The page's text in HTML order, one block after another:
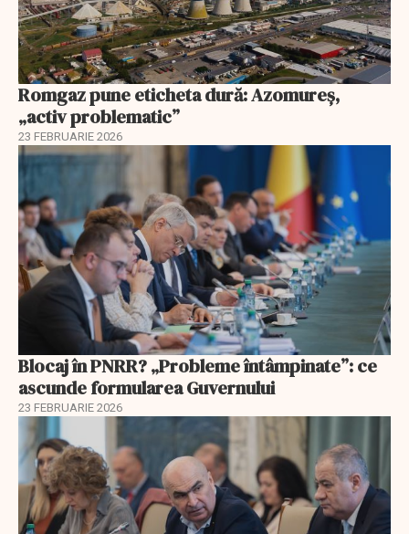
Romgaz pune eticheta dură: Azomureș,
„activ problematic”
23 FEBRUARIE 2026
Blocaj în PNRR? „Probleme întâmpinate”: ce
ascunde formularea Guvernului
23 FEBRUARIE 2026